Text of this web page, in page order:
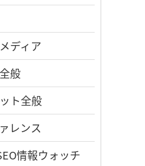
ディア
般
ト全般
レンス
情報ウォッチ